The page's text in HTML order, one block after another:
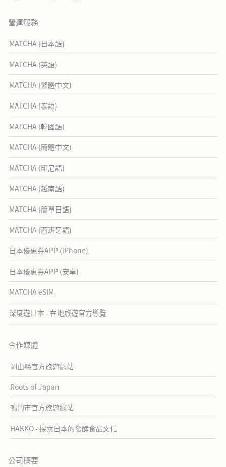
營運服務
MATCHA (日本語)
MATCHA (英語)
MATCHA (繁體中文)
MATCHA (泰語)
MATCHA (韓國語)
MATCHA (簡體中文)
MATCHA (印尼語)
MATCHA (越南語)
MATCHA (簡單日語)
MATCHA (西班牙語)
日本優惠券APP (iPhone)
日本優惠券APP (安卓)
MATCHA eSIM
深度遊日本 - 在地旅遊官方導覽
合作媒體
岡山縣官方旅遊網站
Roots of Japan
鳴門市官方旅遊網站
HAKKO - 探索日本的發酵食品文化
公司概要